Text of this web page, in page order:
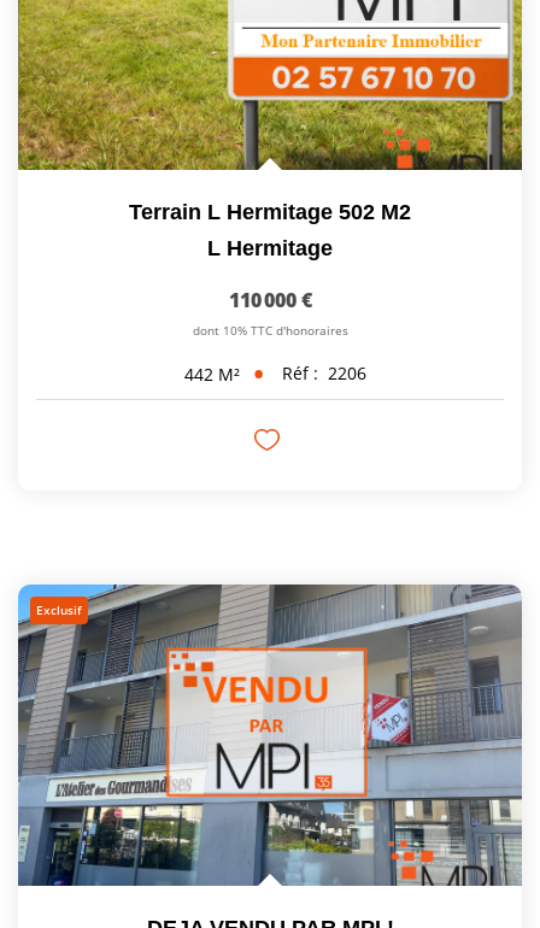
Terrain L Hermitage 502 M2
L Hermitage
110 000 €
dont 10% TTC d'honoraires
442 M² Réf : 2206
Exclusif